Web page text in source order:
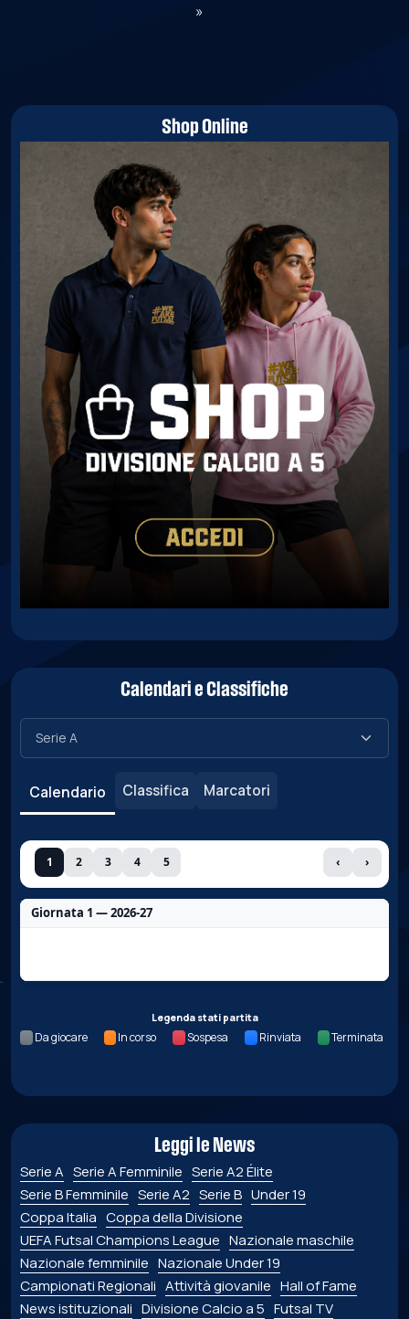
»
Shop Online
Calendari e Classifiche
Calendario Classifica Marcatori
1 2 3 4 5 ‹ ›
Giornata 1 — 2026-27
Legenda stati partita
Da giocare In corso Sospesa Rinviata Terminata
Leggi le News
Serie A Serie A Femminile Serie A2 Élite
Serie B Femminile Serie A2 Serie B Under 19
Coppa Italia Coppa della Divisione
UEFA Futsal Champions League Nazionale maschile
Nazionale femminile Nazionale Under 19
Campionati Regionali Attività giovanile Hall of Fame
News istituzionali Divisione Calcio a 5 Futsal TV